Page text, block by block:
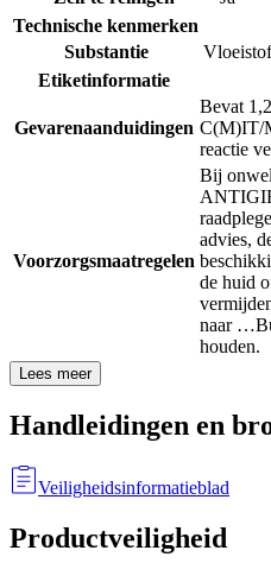
Technische kenmerken
Substantie
Vloeistof
Etiketinformatie
Gevarenaanduidingen
Bevat
C(M)IT/
reactie
Voorzorgsmaatregelen
Bij
advies,
de huid
naar …
houden.
Lees meer
Handleidingen en
Veiligheidsinformatieblad
Productveiligheid